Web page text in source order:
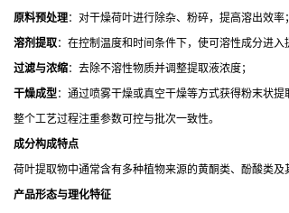
原料预处理：对干燥荷叶进行除杂、粉碎，提高溶出效率；
溶剂提取：在控制温度和时间条件下，使可溶性成分进入
过滤与浓缩：去除不溶性物质并调整提取液浓度；
干燥成型：通过喷雾干燥或真空干燥等方式获得粉末状提
整个工艺过程注重参数可控与批次一致性。
成分构成特点
荷叶提取物中通常含有多种植物来源的黄酮类、酚酸类
产品形态与理化特征